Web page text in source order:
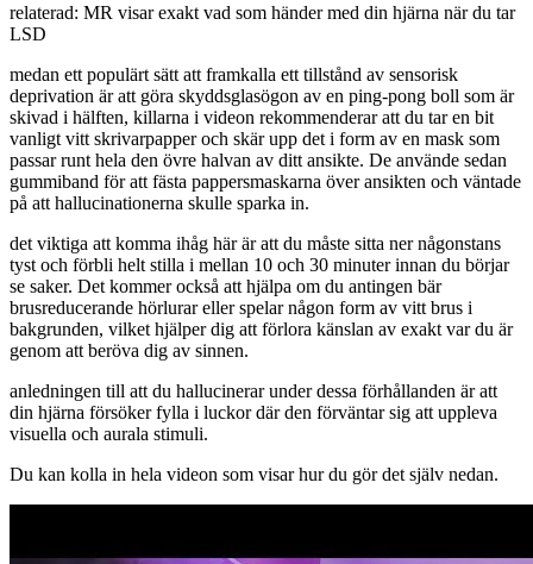
relaterad: MR visar exakt vad som händer med din hjärna när du tar
LSD
medan ett populärt sätt att framkalla ett tillstånd av sensorisk
deprivation är att göra skyddsglasögon av en ping-pong boll som är
skivad i hälften, killarna i videon rekommenderar att du tar en bit
vanligt vitt skrivarpapper och skär upp det i form av en mask som
passar runt hela den övre halvan av ditt ansikte. De använde sedan
gummiband för att fästa pappersmaskarna över ansikten och väntade
på att hallucinationerna skulle sparka in.
det viktiga att komma ihåg här är att du måste sitta ner någonstans
tyst och förbli helt stilla i mellan 10 och 30 minuter innan du börjar
se saker. Det kommer också att hjälpa om du antingen bär
brusreducerande hörlurar eller spelar någon form av vitt brus i
bakgrunden, vilket hjälper dig att förlora känslan av exakt var du är
genom att beröva dig av sinnen.
anledningen till att du hallucinerar under dessa förhållanden är att
din hjärna försöker fylla i luckor där den förväntar sig att uppleva
visuella och aurala stimuli.
Du kan kolla in hela videon som visar hur du gör det själv nedan.